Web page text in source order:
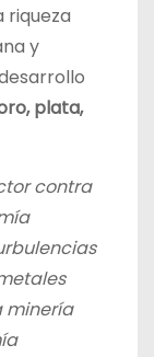
riqueza
y
plata,
contra
minería